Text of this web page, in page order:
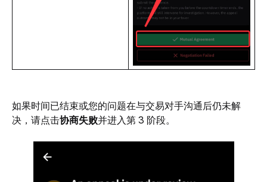
如果时间已结束或您的问题在与交易对手沟通后仍未解
决，请点击协商失败并进入第 3 阶段。